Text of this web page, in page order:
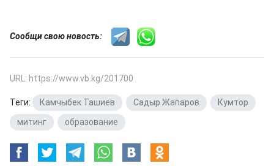
Сообщи свою новость:
URL: https://www.vb.kg/201700
Теги: Камчыбек Ташиев Садыр Жапаров Кумтор
митинг
образование